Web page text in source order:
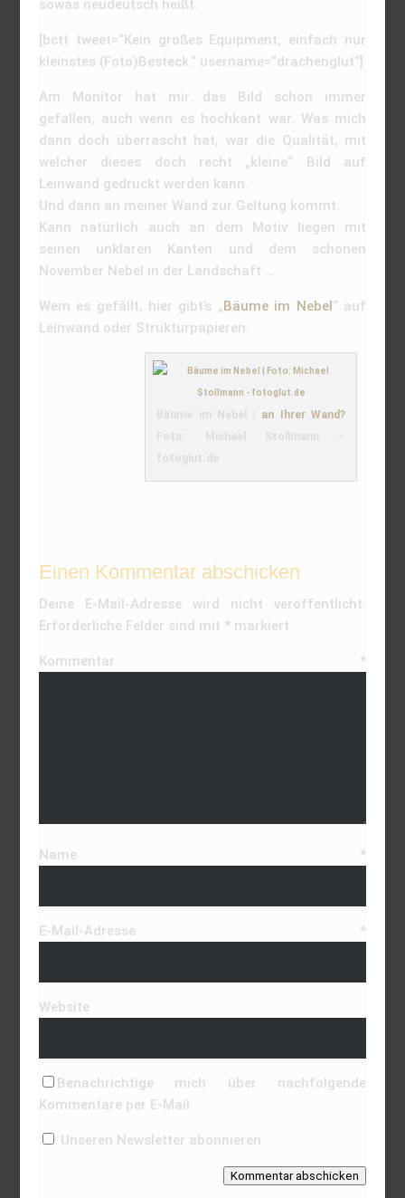
sowas neudeutsch heißt.
[bctt tweet=“Kein großes Equipment, einfach nur
kleinstes (Foto)Besteck.“ username=“drachenglut“]
Am Monitor hat mir das Bild schon immer
gefallen, auch wenn es hochkant war. Was mich
dann doch überrascht hat, war die Qualität, mit
welcher dieses doch recht „kleine“ Bild auf
Leinwand gedruckt werden kann.
Und dann an meiner Wand zur Geltung kommt.
Kann natürlich auch an dem Motiv liegen mit
seinen unklaren Kanten und dem schönen
November Nebel in der Landschaft …
Wem es gefällt, hier gibt’s „Bäume im Nebel“ auf
Leinwand oder Strukturpapieren.
an Ihrer Wand?
Einen Kommentar abschicken
Deine E-Mail-Adresse wird nicht veröffentlicht.
Erforderliche Felder sind mit *markiert
Kommentar *
Name *
E-Mail-Adresse *
Website
Benachrichtige mich über nachfolgende
Kommentare per E-Mail
Unseren Newsletter abonnieren
Kommentar abschicken